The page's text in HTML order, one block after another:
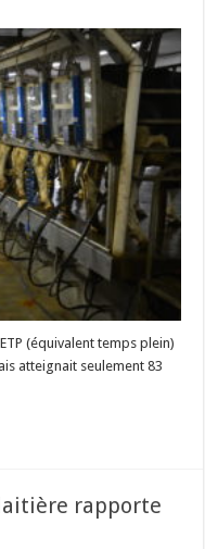
(équivalent temps plein)
atteignait seulement 83
rapporte